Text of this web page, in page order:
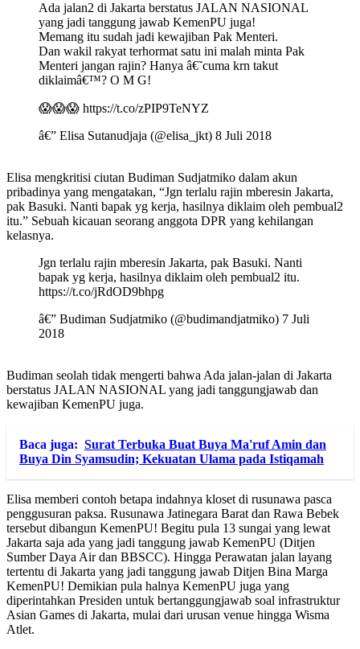
Ada jalan2 di Jakarta berstatus JALAN NASIONAL
yang jadi tanggung jawab KemenPU juga!
Memang itu sudah jadi kewajiban Pak Menteri.
Dan wakil rakyat terhormat satu ini malah minta Pak
Menteri jangan rajin? Hanya â€˜cuma krn takut
diklaimâ€™? O M G!
😱😱😱 https://t.co/zPIP9TeNYZ
â€” Elisa Sutanudjaja (@elisa_jkt) 8 Juli 2018
Elisa mengkritisi ciutan Budiman Sudjatmiko dalam akun
pribadinya yang mengatakan, “Jgn terlalu rajin mberesin Jakarta,
pak Basuki. Nanti bapak yg kerja, hasilnya diklaim oleh pembual2
itu.” Sebuah kicauan seorang anggota DPR yang kehilangan
kelasnya.
Jgn terlalu rajin mberesin Jakarta, pak Basuki. Nanti
bapak yg kerja, hasilnya diklaim oleh pembual2 itu.
https://t.co/jRdOD9bhpg
â€” Budiman Sudjatmiko (@budimandjatmiko) 7 Juli
2018
Budiman seolah tidak mengerti bahwa Ada jalan-jalan di Jakarta
berstatus JALAN NASIONAL yang jadi tanggungjawab dan
kewajiban KemenPU juga.
Baca juga: Surat Terbuka Buat Buya Ma'ruf Amin dan
Buya Din Syamsudin; Kekuatan Ulama pada Istiqamah
Elisa memberi contoh betapa indahnya kloset di rusunawa pasca
penggusuran paksa. Rusunawa Jatinegara Barat dan Rawa Bebek
tersebut dibangun KemenPU! Begitu pula 13 sungai yang lewat
Jakarta saja ada yang jadi tanggung jawab KemenPU (Ditjen
Sumber Daya Air dan BBSCC). Hingga Perawatan jalan layang
tertentu di Jakarta yang jadi tanggung jawab Ditjen Bina Marga
KemenPU! Demikian pula halnya KemenPU juga yang
diperintahkan Presiden untuk bertanggungjawab soal infrastruktur
Asian Games di Jakarta, mulai dari urusan venue hingga Wisma
Atlet.